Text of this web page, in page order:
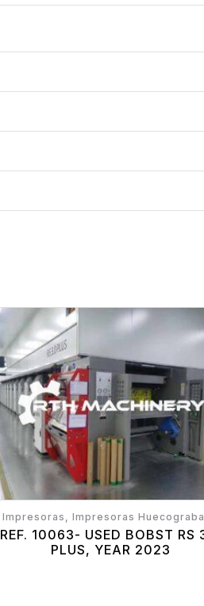
Impresoras, Impresoras
REF. 10063- USED BOBST RS
PLUS, YEAR 2023